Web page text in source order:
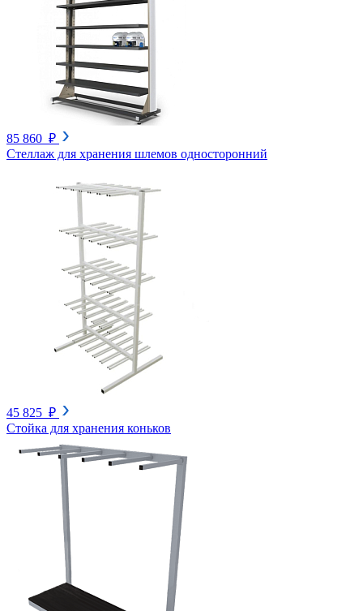
85 860 ₽
Стеллаж для хранения шлемов односторонний
45 825 ₽
Стойка для хранения коньков